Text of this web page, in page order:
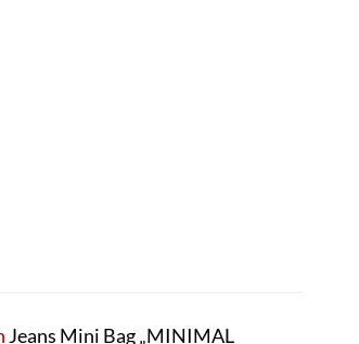
Jeans Mini Bag „MINIMAL